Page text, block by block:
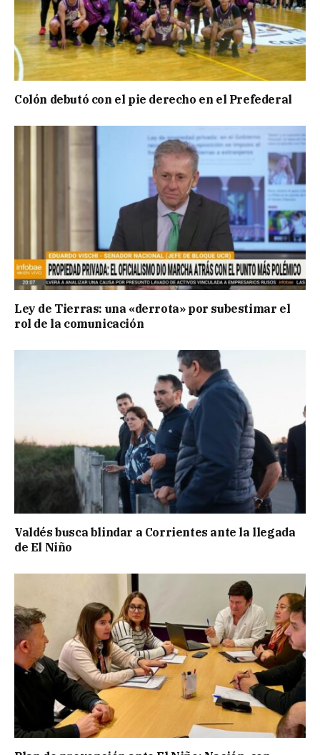
Colón debutó con el pie derecho en el Prefederal
Ley de Tierras: una «derrota» por subestimar el
rol de la comunicación
Valdés busca blindar a Corrientes ante la llegada
de El Niño